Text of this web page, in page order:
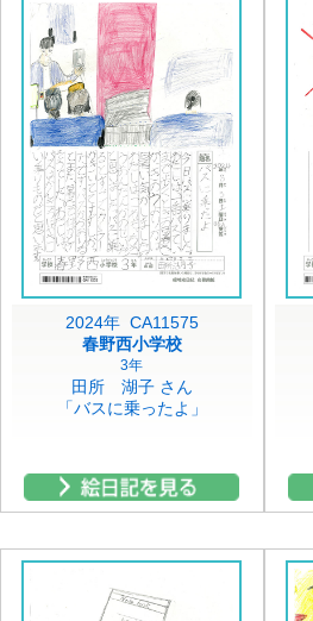
2024年 CA11575
春野西小学校
3年
田所 湖子 さん
「バスに乗ったよ」